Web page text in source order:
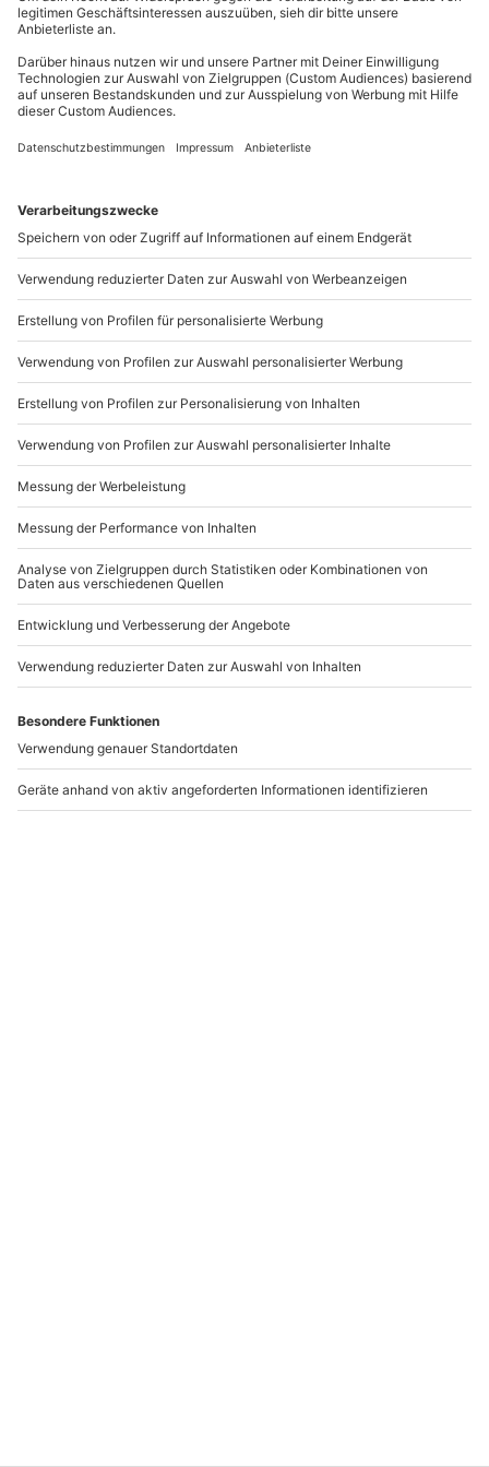
Gutschein gültig für 1 Person
Mo-Fr: 8-20 Uhr | Sa: 10-16 Uhr
Du möchtest als Firma bestellen?
Sichere Dir attraktive Firmenkunden Vorteile.
Mo-Fr: 9-17 Uhr
b2b@mydays.de
www.b2b.mydays.de/
Artikelnummer:65053
Andere Produkte entdecken
DEAL
Private Fahrradtour
Highlights München
(2,5 Std.)
München
1 Person
199,90 €
DEAL
Private Fahrradtour
Highlights München (4
1-4 Personen